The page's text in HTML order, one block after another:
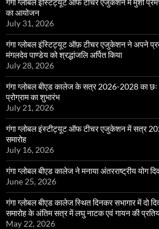
का आयोजन
July 31, 2026
गंगा ग्लोबल इंस्टिट्यूट ऑफ़ टीचर एजुकेशन ने अपने
मंगलदेव पाण्डेय को श्रद्धांजलि अर्पित किया
July 28, 2026
गंगा ग्लोबल बीएड कालेज के सत्र 2026-2028 का
प्रोग्राम का शुभारंभ
July 21, 2026
गंगा ग्लोबल इंस्टीट्यूट ऑफ टीचर एजुकेशन में सत्र
समारोह
July 16, 2026
गंगा ग्लोबल बीएड कालेज ने मनाया अंतरराष्ट्रीय योग
June 25, 2026
गंगा ग्लोबल बीएड कालेज स्थित दिनकर सभागार में दो
समारोह के अंतिम सत्र में लघु नाटक एवं गायन की
May 22, 2026